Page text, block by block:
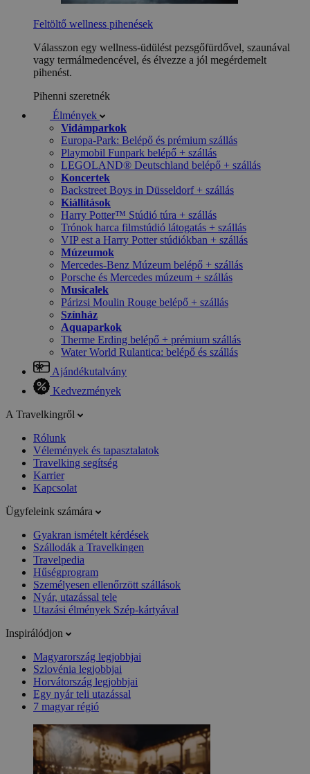
Feltöltő wellness pihenések
Válasszon egy wellness-üdülést pezsgőfürdővel, szaunával
vagy termálmedencével, és élvezze a jól megérdemelt
pihenést.
Pihenni szeretnék
Élmények
Vidámparkok
Europa-Park: Belépő és prémium szállás
Playmobil Funpark belépő + szállás
LEGOLAND® Deutschland belépő + szállás
Koncertek
Backstreet Boys in Düsseldorf + szállás
Kiállítások
Harry Potter™ Stúdió túra + szállás
Trónok harca filmstúdió látogatás + szállás
VIP est a Harry Potter stúdiókban + szállás
Múzeumok
Mercedes-Benz Múzeum belépő + szállás
Porsche és Mercedes múzeum + szállás
Musicalek
Párizsi Moulin Rouge belépő + szállás
Színház
Aquaparkok
Therme Erding belépő + prémium szállás
Water World Rulantica: belépő és szállás
Ajándékutalvány
Kedvezmények
A Travelkingről
Rólunk
Vélemények és tapasztalatok
Travelking segítség
Karrier
Kapcsolat
Ügyfeleink számára
Gyakran ismételt kérdések
Szállodák a Travelkingen
Travelpedia
Hűségprogram
Személyesen ellenőrzött szállások
Nyár, utazással tele
Utazási élmények Szép-kártyával
Inspirálódjon
Magyarország legjobbjai
Szlovénia legjobbjai
Horvátország legjobbjai
Egy nyár teli utazással
7 magyar régió